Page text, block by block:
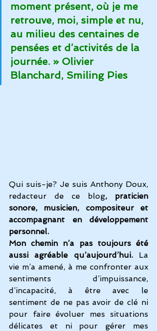
moment présent, où je me
retrouve, moi, simple et nu,
au milieu des centaines de
pensées et d’activités de la
journée. » Olivier
Blanchard, Smiling Pies
Qui suis-je? Je suis Anthony Doux,
redacteur de ce blog, praticien
sonore, musicien, compositeur et
accompagnant en développement
personnel.
Mon chemin n’a pas toujours été
aussi agréable qu’aujourd’hui. La
vie m’a amené, à me confronter aux
sentiments d’impuissance,
d’incapacité, à être avec le
sentiment de ne pas avoir de clé ni
pour faire évoluer mes situations
délicates et ni pour gérer mes